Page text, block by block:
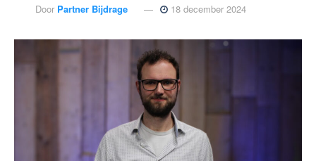
Door Partner Bijdrage 18 december 2024